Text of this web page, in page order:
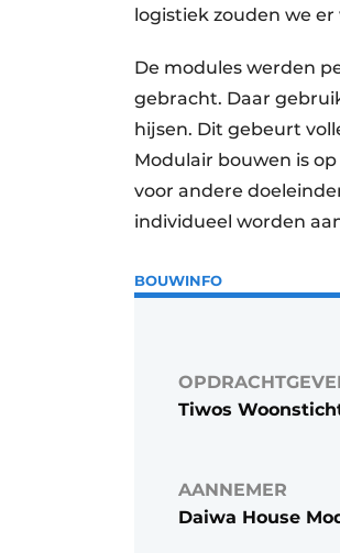
logistiek zouden we
De modules werden
gebracht. Daar
hijsen. Dit gebeurt
Modulair bouwen is
voor andere
individueel worden
BOUWINFO
Tiwos
AANNEMER
Daiwa House